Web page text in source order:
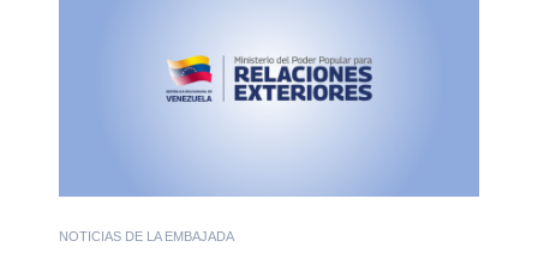
NOTICIAS DE LA EMBAJADA